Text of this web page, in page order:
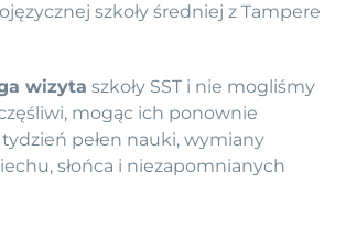
szkoły średniej z Tampere
wizyta szkoły SST i nie mogliśmy
mogąc ich ponownie
pełen nauki, wymiany
słońca i niezapomnianych